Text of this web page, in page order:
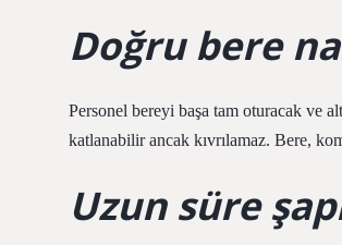
Doğru bere
Personel bereyi başa tam oturacak ve
katlanabilir ancak kıvrılamaz. Bere,
Uzun süre